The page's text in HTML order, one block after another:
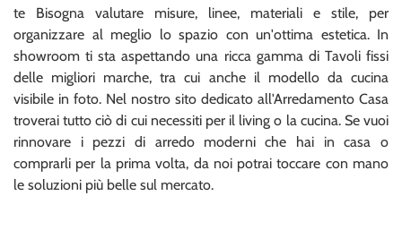
te Bisogna valutare misure, linee, materiali e stile, per
organizzare al meglio lo spazio con un'ottima estetica. In
showroom ti sta aspettando una ricca gamma di Tavoli fissi
delle migliori marche, tra cui anche il modello da cucina
visibile in foto. Nel nostro sito dedicato all'Arredamento Casa
troverai tutto ciò di cui necessiti per il living o la cucina. Se vuoi
rinnovare i pezzi di arredo moderni che hai in casa o
comprarli per la prima volta, da noi potrai toccare con mano
le soluzioni più belle sul mercato.